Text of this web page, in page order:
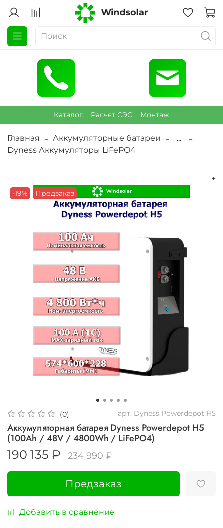
Каталог Расчет СЭС Монтаж
Главная Аккумуляторные батареи
...
Dyness Аккумуляторы LiFePO4
+
-19% Предзаказ
(0) арт. Dyness Powerdepot H5
Аккумуляторная батарея Dyness Powerdepot H5
(100Ah / 48V / 4800Wh / LiFePO4)
190 135 ₽ 234 990 ₽
Предзаказ
Добавить в сравнение